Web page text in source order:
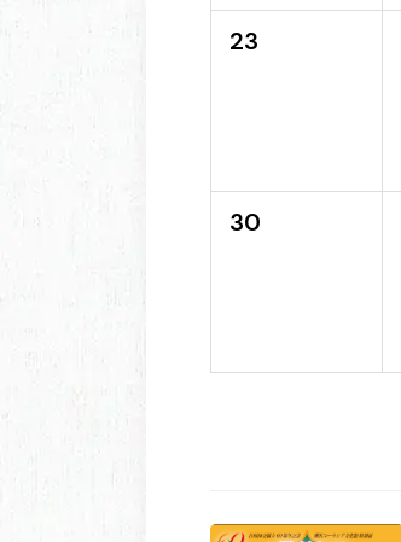
23
30